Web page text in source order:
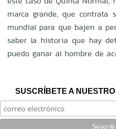
marca grande, que contrata
mundial para que bajen a
saber la historia que hay
puedo ganar al hombre de
SUSCRÍBETE A